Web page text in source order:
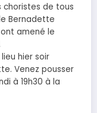
choristes de tous
Bernadette
amené le
hier soir
Venez pousser
à 19h30 à la